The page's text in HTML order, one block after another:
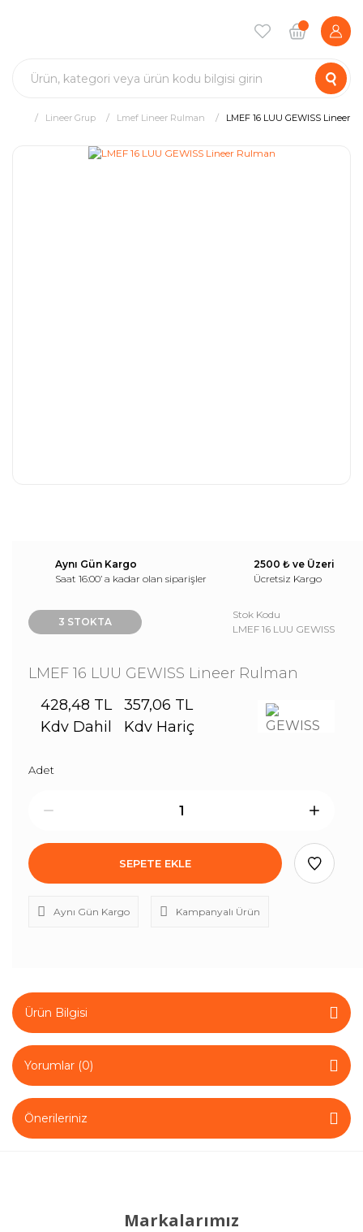
Lineer Grup Lmef Lineer Rulman LMEF 16 LUU GEWISS Lineer
Aynı Gün Kargo
Saat 16:00’ a kadar olan siparişler
2500 ₺ ve Üzeri
Ücretsiz Kargo
3 STOKTA
Stok Kodu
LMEF 16 LUU GEWISS
LMEF 16 LUU GEWISS Lineer Rulman
428,48 TL
Kdv Dahil
357,06 TL
Kdv Hariç
Adet
SEPETE EKLE
Aynı Gün Kargo Kampanyalı Ürün
Ürün Bilgisi
Yorumlar (0)
Önerileriniz
Markalarımız